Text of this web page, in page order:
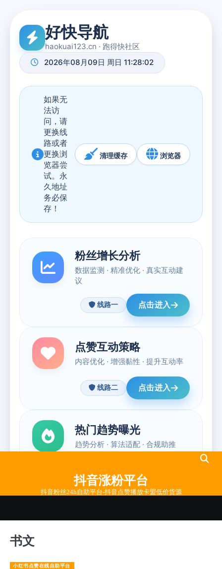
抖音涨粉平台
抖音粉丝24h自助平台-抖音点赞播放卡盟低价货源
书文
小红书点赞在线自助平台